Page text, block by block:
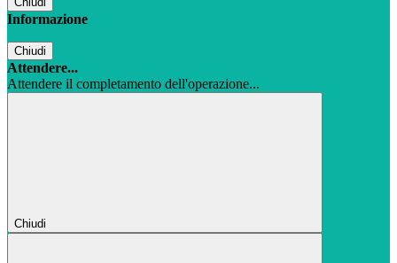
Informazione
Chiudi
Attendere...
Attendere il completamento dell'operazione...
Chiudi